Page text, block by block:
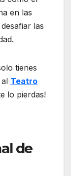
en las
las
tienes
Teatro
lo pierdas!
de